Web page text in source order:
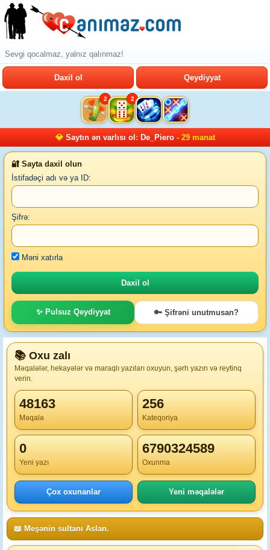
Sevgi qocalmaz, yalnız qalınmaz!
Daxil ol Qeydiyyat
2 2
💎 Saytın ən varlısı ol : De_Piero- 29 manat
🔐 Sayta daxil olun
İstifadəçi adı və ya ID:
Şifrə:
Məni xatırla
✨ Pulsuz Qeydiyyat 🔑 Şifrəni unutmusan?
📚 Oxu zalı
Məqalələr, hekayələr və maraqlı yazıları oxuyun, şərh yazın və reytinq
verin.
48163
Məqalə
256
Kateqoriya
0
Yeni yazı
6790324589
Oxunma
Çox oxunanlar Yeni məqalələr
📖 Meşənin sultanı Aslan.